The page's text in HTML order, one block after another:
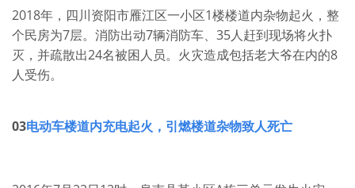
2018年，四川资阳市雁江区一小区1楼楼道内杂物起火，整
个民房为7层。消防出动7辆消防车、35人赶到现场将火扑
灭，并疏散出24名被困人员。火灾造成包括老大爷在内的8
人受伤。
03电动车楼道内充电起火， 引燃楼道杂物致人死亡